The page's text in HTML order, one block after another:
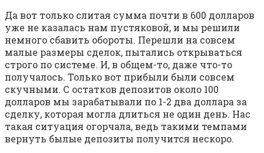
Да вот только слитая сумма почти в 600 долларов
уже не казалась нам пустяковой, и мы решили
немного сбавить обороты. Перешли на совсем
малые размеры сделок, пытались открываться
строго по системе. И, в общем-то, даже что-то
получалось. Только вот прибыли были совсем
скучными. С остатков депозитов около 100
долларов мы зарабатывали по 1-2 два доллара за
сделку, которая могла длиться не один день. Нас
такая ситуация огорчала, ведь такими темпами
вернуть былые депозиты получится нескоро.